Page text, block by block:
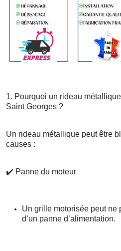
1. Pourquoi un rideau
Saint Georges ?
Un rideau métallique peut être
causes :
✔️ Panne du moteur
Un grille motorisée peut ne
d’un panne d’alimentation.